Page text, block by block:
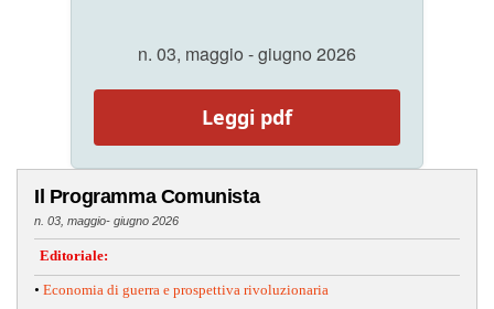
n. 03, maggio - giugno 2026
Leggi pdf
Il Programma Comunista
n. 03, maggio- giugno 2026
Editoriale:
• Economia di guerra e prospettiva rivoluzionaria